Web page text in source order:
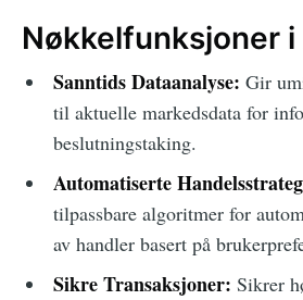
Nøkkelfunksjoner
Sanntids Dataanalyse: Gir
til aktuelle markedsdata for
beslutningstaking.
Automatiserte
tilpassbare algoritmer for
av handler basert på
Sikre Transaksjoner: Sikrer